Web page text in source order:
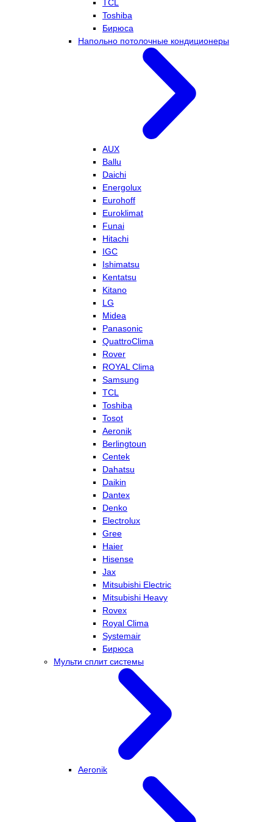
TCL
Toshiba
Бирюса
Напольно потолочные кондиционеры
AUX
Ballu
Daichi
Energolux
Eurohoff
Euroklimat
Funai
Hitachi
IGC
Ishimatsu
Kentatsu
Kitano
LG
Midea
Panasonic
QuattroClima
Rover
ROYAL Clima
Samsung
TCL
Toshiba
Tosot
Aeronik
Berlingtoun
Centek
Dahatsu
Daikin
Dantex
Denko
Electrolux
Gree
Haier
Hisense
Jax
Mitsubishi Electric
Mitsubishi Heavy
Rovex
Royal Clima
Systemair
Бирюса
Мульти сплит системы
Aeronik